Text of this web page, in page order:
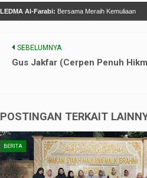
LEDMA Al-Farabi: Bersama Meraih Kemuliaan
SEBELUMNYA
Gus Jakfar (Cerpen Penuh
POSTINGAN TERKAIT
BERITA